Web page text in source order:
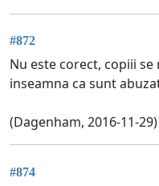
#872
Nu este corect, copiii se
inseamna ca sunt
(Dagenham, 2016-11-29)
#874